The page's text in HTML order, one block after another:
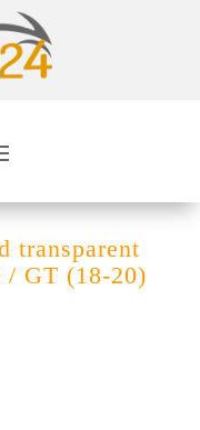
transparent
/ GT (18-20)